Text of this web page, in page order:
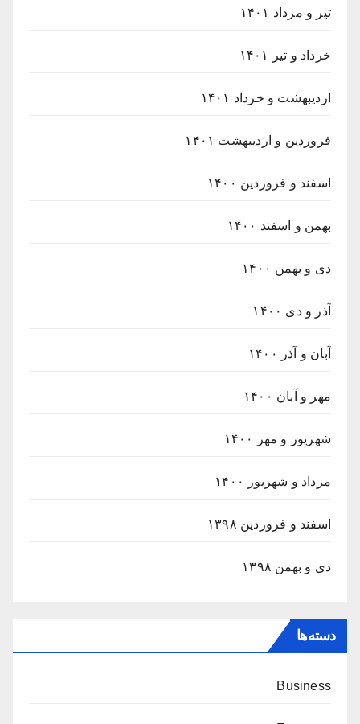
تیر و مرداد ۱۴۰۱
خرداد و تیر ۱۴۰۱
اردیبهشت و خرداد ۱۴۰۱
فروردین و اردیبهشت ۱۴۰۱
اسفند و فروردین ۱۴۰۰
بهمن و اسفند ۱۴۰۰
دی و بهمن ۱۴۰۰
آذر و دی ۱۴۰۰
آبان و آذر ۱۴۰۰
مهر و آبان ۱۴۰۰
شهریور و مهر ۱۴۰۰
مرداد و شهریور ۱۴۰۰
اسفند و فروردین ۱۳۹۸
دی و بهمن ۱۳۹۸
دسته‌ها
Business